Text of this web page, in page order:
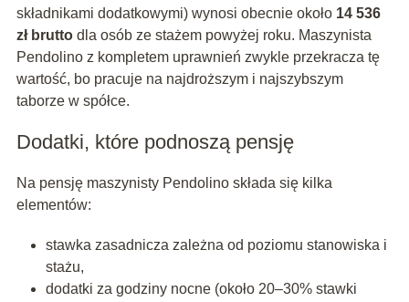
składnikami dodatkowymi) wynosi obecnie około 14 536
zł bruttodla osób ze stażem powyżej roku. Maszynista
Pendolino z kompletem uprawnień zwykle przekracza tę
wartość, bo pracuje na najdroższym i najszybszym
taborze w spółce.
Dodatki, które podnoszą pensję
Na pensję maszynisty Pendolino składa się kilka
elementów:
stawka zasadnicza zależna od poziomu stanowiska i
stażu,
dodatki za godziny nocne (około 20–30% stawki